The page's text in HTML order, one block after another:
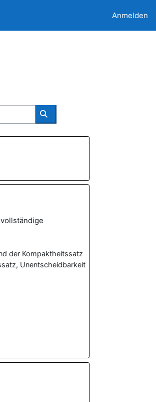
Anmelden
Kurse suchen
der Kompaktheitssatz
Unentscheidbarkeit